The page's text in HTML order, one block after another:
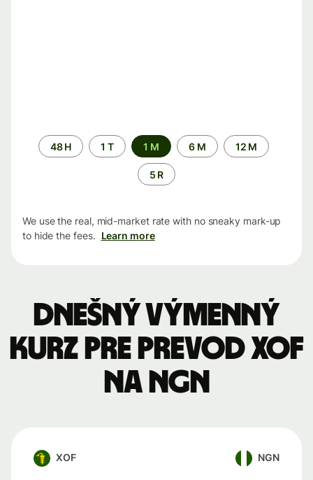
Time
period
48 H 1 T 1 M 6 M 12 M
5 R
We use the real, mid-market rate with no sneaky mark-up
to hide the fees. Learn more
Dnešný výmenný
kurz pre prevod XOF
na NGN
XOF NGN